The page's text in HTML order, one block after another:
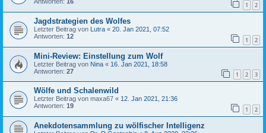
Antworten: 16 1 2
Jagdstrategien des Wolfes
Letzter Beitrag von Lutra « 20. Jan 2021, 07:52
Antworten: 12 1 2
Mini-Review: Einstellung zum Wolf
Letzter Beitrag von Nina « 16. Jan 2021, 18:58
Antworten: 27 1 2 3
Wölfe und Schalenwild
Letzter Beitrag von maxa67 « 12. Jan 2021, 21:36
Antworten: 19 1 2
Anekdotensammlung zu wölfischer Intelligenz